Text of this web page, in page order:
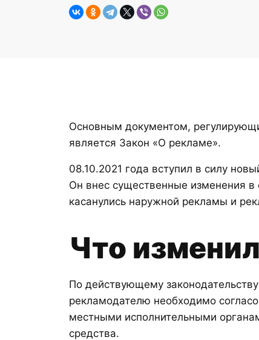
Основным документом,
является Закон «О рекламе».
08.10.2021 года вступил в силу
Он внес существенные изменения
касанулись наружной рекламы и
Что
По действующему
рекламодателю необходимо
местными исполнительными
средства.